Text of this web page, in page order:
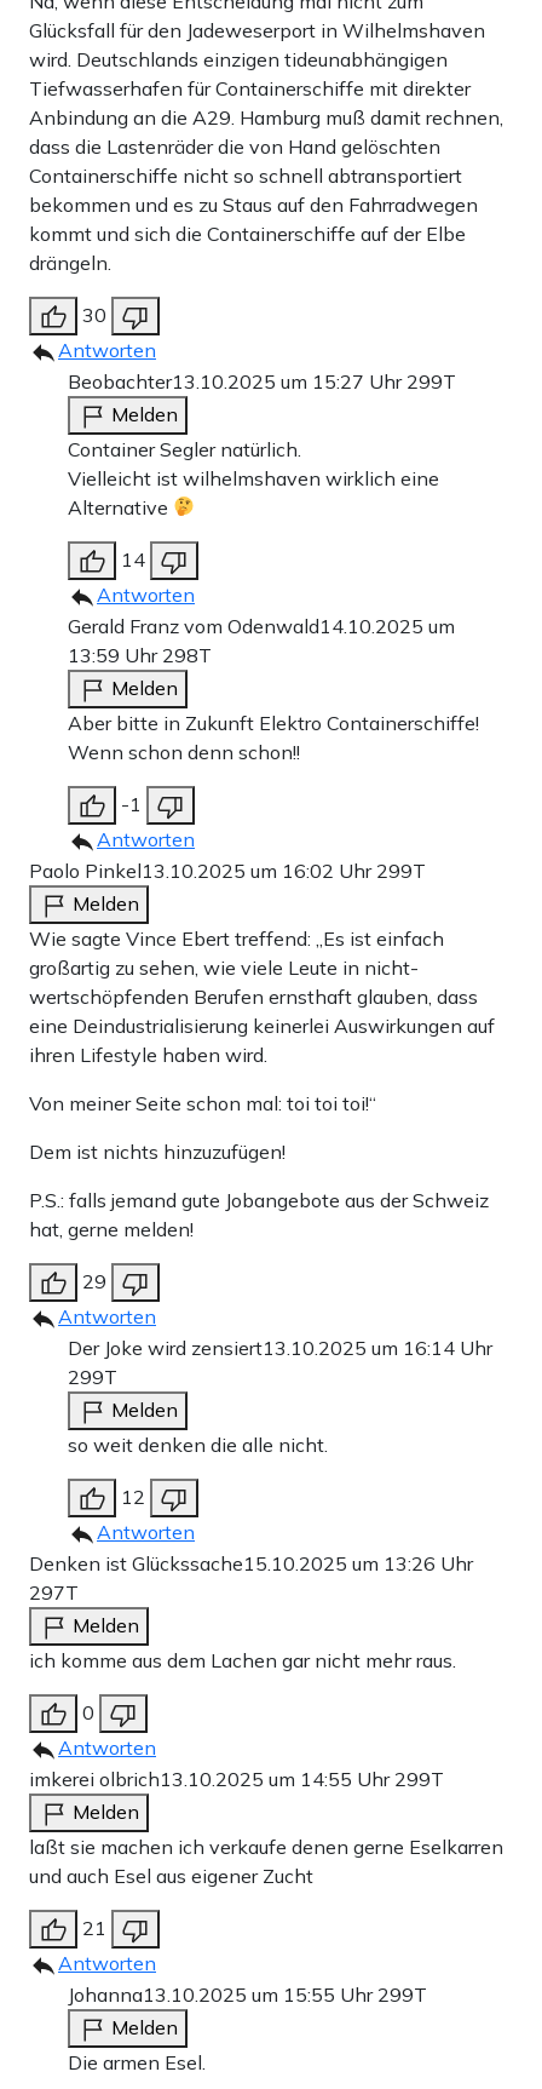
Glücksfall für den Jadeweserport in Wilhelmshaven
wird. Deutschlands einzigen tideunabhängigen
Tiefwasserhafen für Containerschiffe mit direkter
Anbindung an die A29. Hamburg muß damit rechnen,
dass die Lastenräder die von Hand gelöschten
Containerschiffe nicht so schnell abtransportiert
bekommen und es zu Staus auf den Fahrradwegen
kommt und sich die Containerschiffe auf der Elbe
drängeln.
30
Antworten
Beobachter13.10.2025 um 15:27 Uhr 299T
Melden
Container Segler natürlich.
Vielleicht ist wilhelmshaven wirklich eine
Alternative
14
Antworten
Gerald Franz vom Odenwald14.10.2025 um
13:59 Uhr 298T
Melden
Aber bitte in Zukunft Elektro Containerschiffe!
Wenn schon denn schon!!
-1
Antworten
Paolo Pinkel13.10.2025 um 16:02 Uhr 299T
Melden
Wie sagte Vince Ebert treffend: „Es ist einfach
großartig zu sehen, wie viele Leute in nicht-
wertschöpfenden Berufen ernsthaft glauben, dass
eine Deindustrialisierung keinerlei Auswirkungen auf
ihren Lifestyle haben wird.
Von meiner Seite schon mal: toi toi toi!“
Dem ist nichts hinzuzufügen!
P.S.: falls jemand gute Jobangebote aus der Schweiz
hat, gerne melden!
29
Antworten
Der Joke wird zensiert13.10.2025 um 16:14 Uhr
299T
Melden
so weit denken die alle nicht.
12
Antworten
Denken ist Glückssache15.10.2025 um 13:26 Uhr
297T
Melden
ich komme aus dem Lachen gar nicht mehr raus.
0
Antworten
imkerei olbrich13.10.2025 um 14:55 Uhr 299T
Melden
laßt sie machen ich verkaufe denen gerne Eselkarren
und auch Esel aus eigener Zucht
21
Antworten
Johanna13.10.2025 um 15:55 Uhr 299T
Melden
Die armen Esel.